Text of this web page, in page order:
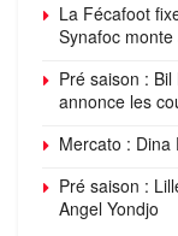
La Fécafoot
Synafoc
Pré saison :
annonce les
Mercato : Dina
Pré saison :
Angel Yondjo